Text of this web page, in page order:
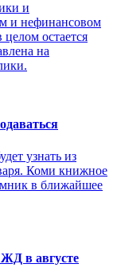
и
и нефинансовом
остается
на
узнать из
Коми книжное
в ближайшее
в августе